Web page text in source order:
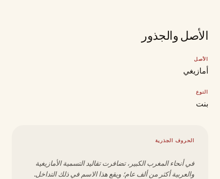
الأصل والجذور
الأصل
أمازيغي
النوع
بنت
الحروف الجذرية
في أنحاء المغرب الكبير، تضافرت تقاليد التسمية الأمازيغية
والعربية أكثر من ألف عام؛ ويقع هذا الاسم في ذلك التداخل.